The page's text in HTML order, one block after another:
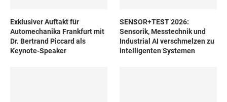
Exklusiver Auftakt für
Automechanika Frankfurt mit
Dr. Bertrand Piccard als
Keynote-Speaker
SENSOR+TEST 2026:
Sensorik, Messtechnik und
Industrial AI verschmelzen zu
intelligenten Systemen